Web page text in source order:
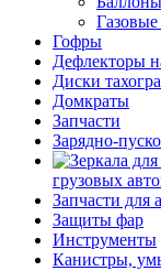
Гофры
Дефлекторы
Диски
Домкраты
Запчасти
Зарядно-
грузовых
Запчасти для
Защиты фар
Инструменты
Канистры,